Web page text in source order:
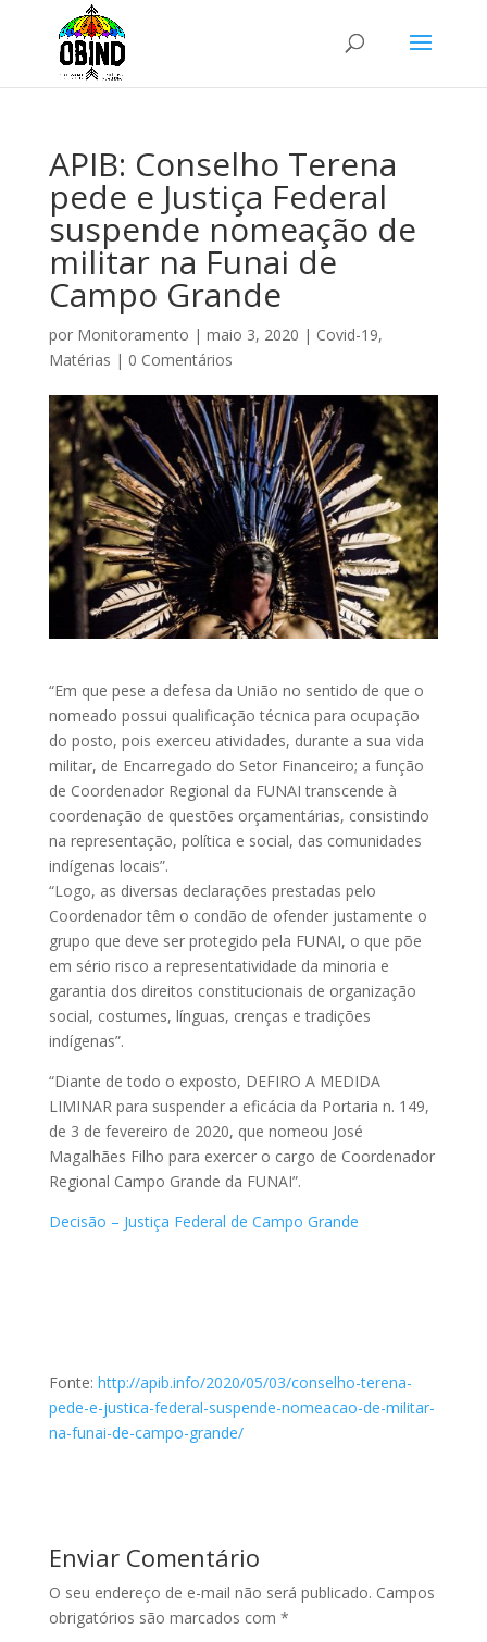
APIB: Conselho Terena
pede e Justiça Federal
suspende nomeação de
militar na Funai de
Campo Grande
por Monitoramento | maio 3, 2020 | Covid-19,
Matérias | 0 Comentários
“Em que pese a defesa da União no sentido de que o
nomeado possui qualificação técnica para ocupação
do posto, pois exerceu atividades, durante a sua vida
militar, de Encarregado do Setor Financeiro; a função
de Coordenador Regional da FUNAI transcende à
coordenação de questões orçamentárias, consistindo
na representação, política e social, das comunidades
indígenas locais”.
“Logo, as diversas declarações prestadas pelo
Coordenador têm o condão de ofender justamente o
grupo que deve ser protegido pela FUNAI, o que põe
em sério risco a representatividade da minoria e
garantia dos direitos constitucionais de organização
social, costumes, línguas, crenças e tradições
indígenas”.
“Diante de todo o exposto, DEFIRO A MEDIDA
LIMINAR para suspender a eficácia da Portaria n. 149,
de 3 de fevereiro de 2020, que nomeou José
Magalhães Filho para exercer o cargo de Coordenador
Regional Campo Grande da FUNAI”.
Decisão – Justiça Federal de Campo Grande
Fonte: http://apib.info/2020/05/03/conselho-terena-
pede-e-justica-federal-suspende-nomeacao-de-militar-
na-funai-de-campo-grande/
Enviar Comentário
O seu endereço de e-mail não será publicado. Campos
obrigatórios são marcados com *